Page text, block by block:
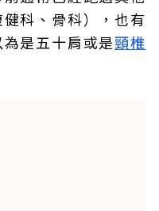
科、骨科），也有
是五十肩或是頸椎